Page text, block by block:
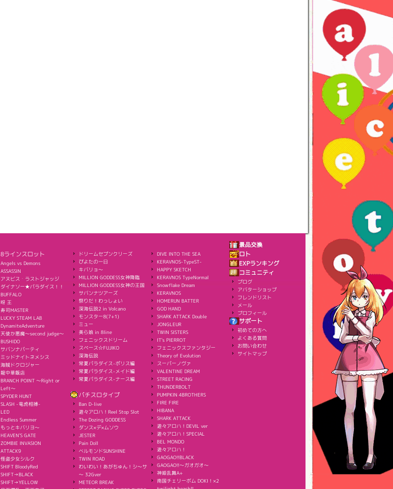
8ラインスロット
Angels vs Demons
ASSASSIN
アヌビス・ラストジャッジ
ダイナソー★パラダイス！！
BUFFALO
呀 王
寿司MASTER
LUCKY STEAM LAB
DynamiteAdventure
天使か悪魔〜second judge〜
BUSHIDO
サバンナパーティ
ミッドナイトネメシス
海賊ドクロジャー
龍中華飯店
BRANCH POINT 〜Right or
Left〜
SPYDER HUNT
SLASH -竜虎相搏-
LED
Endless Summer
もっとキバリヨ～
HEAVEN'S GATE
ZOMBIE INVASION
ATTACK9
怪盗少女シルク
SHIFT BloodyRed
SHIFT→BLACK
SHIFT→YELLOW
ドリームセブンクリーズ
ぴよたの一日
キバリョ～
MILLION GODDESS女神降臨
MILLION GODDESS女神の王国
サバンナツアーズ
祭りだ！わっしょい
深海伝説2 in Volcano
モンスター8(7+1)
ミュー
美ら娘 in 8line
フェニックスドリーム
スペース☆FUJIKO
深海伝説
常夏パラダイス-ポリス編
常夏パラダイス-メイド編
常夏パラダイス-ナース編
パチスロタイプ
Ban D-live
遊々アロハ！Reel Stop Slot
The Dozing GODDESS
ダンス×デ×ムソウ
JESTER
Pain Doll
ベルモンドSUNSHINE
TWIN ROAD
わいわい！あがちゅん！シ～サ
～ 32Gver
METEOR BREAK
DIVE INTO THE SEA
KERAVNOS-TypeST-
HAPPY SKETCH
KERAVNOS TypeNormal
Snowflake Dream
KERAVNOS
HOMERUN BATTER
GOD HAND
SHARK ATTACK Double
JONGLEUR
TWIN SISTERS
IT's PIERROT
フェニックスファンタジー
Theory of Evolution
スーパーノヴァ
VALENTINE DREAM
STREET RACING
THUNDERBOLT
PUMPKIN 4BROTHERS
FIRE FIRE
HIBANA
SHARK ATTACK
遊々アロハ！DEVIL ver
遊々アロハ！SPECIAL
BEL MONDO
遊々アロハ！
GAOGAO!!BLACK
GAOGAO!!～ガオガオ～
神姫乱舞A+
南国チェリーボム DOKI！×2
景品交換
ロト
EXPランキング
コミュニティ
ブログ
アバターショップ
フレンドリスト
メール
プロフィール
サポート
初めての方へ
よくある質問
お問い合わせ
サイトマップ